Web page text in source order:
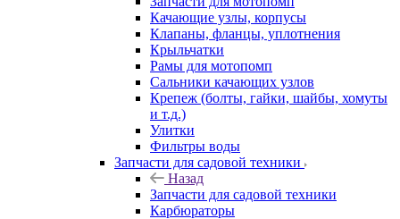
Качающие узлы, корпусы
Клапаны, фланцы, уплотнения
Крыльчатки
Рамы для мотопомп
Сальники качающих узлов
Крепеж (болты, гайки, шайбы, хомуты
и т.д.)
Улитки
Фильтры воды
Запчасти для садовой техники
Назад
Запчасти для садовой техники
Карбюраторы